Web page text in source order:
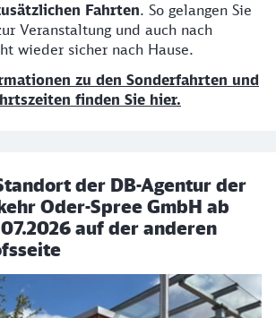
Fahrten. So gelangen Sie
Veranstaltung und auch nach
wieder sicher nach Hause.
zu den Sonderfahrten und
finden Sie hier.
der DB-Agentur der
Oder-Spree GmbH ab
auf der anderen